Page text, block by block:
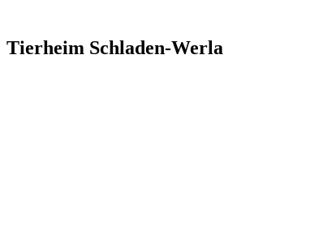
Tierheim Schladen-Werla